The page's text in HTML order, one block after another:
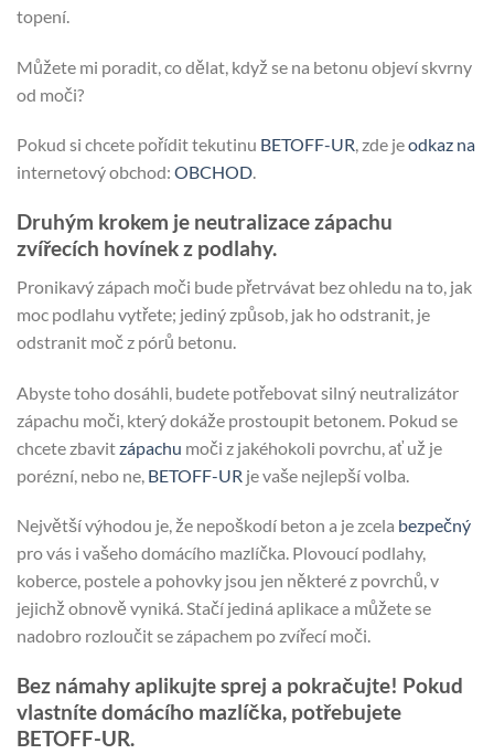
topení.
Můžete mi poradit, co dělat, když se na betonu objeví skvrny
od moči?
Pokud si chcete pořídit tekutinu BETOFF-UR, zde jeodkaz na
internetový obchod: OBCHOD.
Druhým krokem je neutralizace zápachu
zvířecích hovínek z podlahy.
Pronikavý zápach moči bude přetrvávat bez ohledu na to, jak
moc podlahu vytřete; jediný způsob, jak ho odstranit, je
odstranit moč z pórů betonu.
Abyste toho dosáhli, budete potřebovat silný neutralizátor
zápachu moči, který dokáže prostoupit betonem. Pokud se
chcete zbavitzápachu moči z jakéhokoli povrchu, ať už je
porézní, nebo ne, BETOFF-UR je vaše nejlepší volba.
Největší výhodou je, že nepoškodí beton a je zcela bezpečný
pro vás i vašeho domácího mazlíčka. Plovoucí podlahy,
koberce, postele a pohovky jsou jen některé z povrchů, v
jejichž obnově vyniká. Stačí jediná aplikace a můžete se
nadobro rozloučit se zápachem po zvířecí moči.
Bez námahy aplikujte sprej a pokračujte! Pokud
vlastníte domácího mazlíčka, potřebujete
BETOFF-UR.